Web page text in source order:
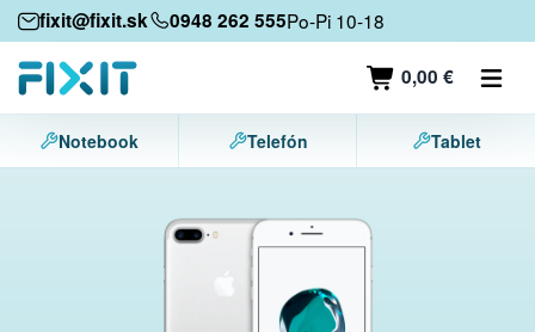
fixit@fixit.sk 0948 262 555Po-Pi 10-18
0,00 €
Mobilné zariadenia
Mobilné telefóny
Tablety
Notebook Telefón Tablet